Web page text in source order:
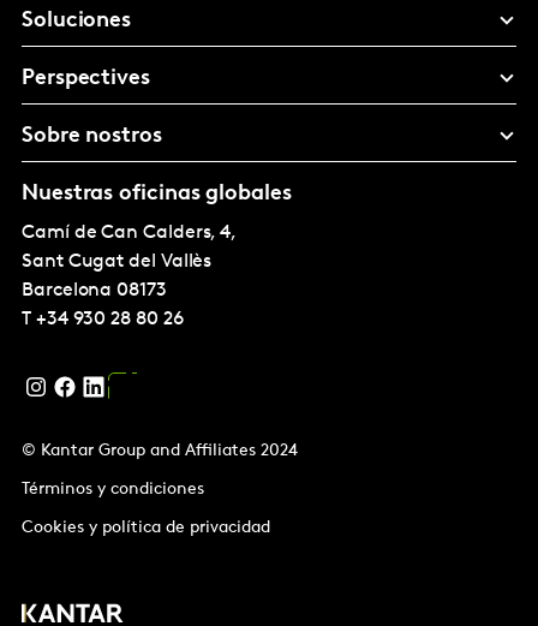
Soluciones
Perspectives
Sobre nostros
Nuestras oficinas globales
Camí de Can Calders, 4,
Sant Cugat del Vallès
Barcelona 08173
T +34 930 28 80 26
© Kantar Group and Affiliates 2024
Términos y condiciones
Cookies y política de privacidad